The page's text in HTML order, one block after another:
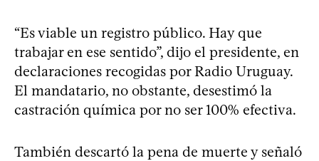
“Es viable un registro público. Hay que
trabajar en ese sentido”, dijo el presidente, en
declaraciones recogidas por Radio Uruguay.
El mandatario, no obstante, desestimó la
castración química por no ser 100% efectiva.
También descartó la pena de muerte y señaló